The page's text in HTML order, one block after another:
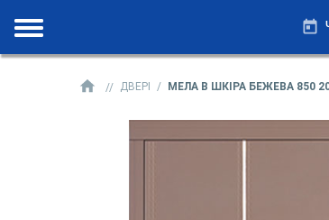
ДВЕРІ МЕЛА В ШКІРА БЕЖЕВА 850